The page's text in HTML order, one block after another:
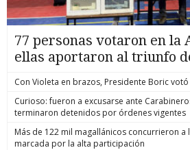
77 personas votaron en la
ellas aportaron al triunfo
Con Violeta en brazos, Presidente Boric
Curioso: fueron a excusarse ante
terminaron detenidos por órdenes vigentes
Más de 122 mil magallánicos concurrieron a
marcada por la alta participación